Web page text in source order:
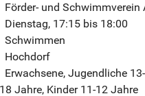
Förder- und Schwimmverein
Dienstag, 17:15 bis 18:00
Schwimmen
Hochdorf
Erwachsene, Jugendliche
Jahre, Kinder 11-12 Jahre